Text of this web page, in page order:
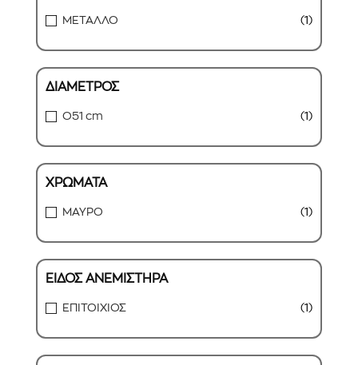
ΜΕΤΑΛΛΟ (1)
ΔΙΑΜΕΤΡΟΣ
O51 cm (1)
ΧΡΩΜΑΤΑ
ΜΑΥΡΟ (1)
ΕΙΔΟΣ ΑΝΕΜΙΣΤΗΡΑ
ΕΠΙΤΟΙΧΙΟΣ (1)